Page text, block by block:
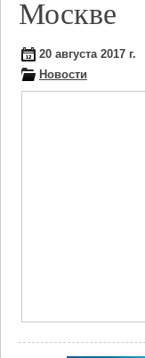
Москве
20 августа 2017 г.
Новости